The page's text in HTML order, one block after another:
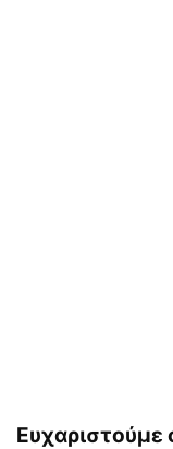
Ευχαριστούμε